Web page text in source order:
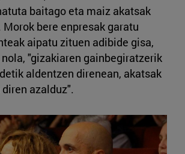
baitago eta maiz akatsak
bere enpresak garatu
aipatu zituen adibide gisa,
"gizakiaren gainbegiratzerik
aldentzen direnean, akatsak
azalduz".